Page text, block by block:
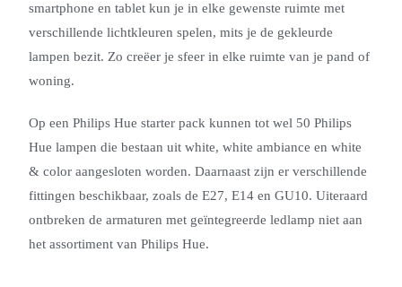
smartphone en tablet kun je in elke gewenste ruimte met
verschillende lichtkleuren spelen, mits je de gekleurde
lampen bezit. Zo creëer je sfeer in elke ruimte van je pand of
woning.
Op een Philips Hue starter pack kunnen tot wel 50 Philips
Hue lampen die bestaan uit white, white ambiance en white
& color aangesloten worden. Daarnaast zijn er verschillende
fittingen beschikbaar, zoals de E27, E14 en GU10. Uiteraard
ontbreken de armaturen met geïntegreerde ledlamp niet aan
het assortiment van Philips Hue.